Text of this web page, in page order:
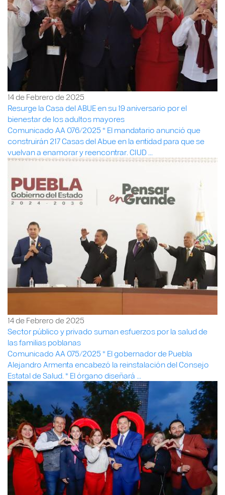
14 de Febrero de 2025
Resurge la Casa del ABUE en su 19 aniversario por el
bienestar de los adultos mayores
Comunicado AA 076/2025 * El mandatario anunció que
construirán 217 Casas del Abue en la entidad para que se
vuelvan a enamorar y reencontrar. CIUD ...
14 de Febrero de 2025
Sector público y privado suman esfuerzos por la salud de
las familias poblanas
Comunicado AA 075/2025 * El gobernador de Puebla
Alejandro Armenta encabezó la reinstalación del Consejo
Estatal de Salud. * El órgano diseñará ...